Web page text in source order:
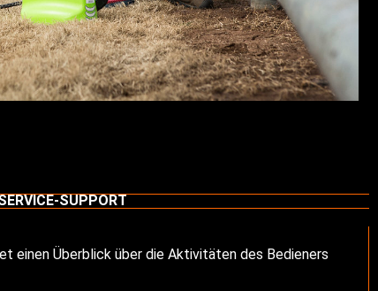
SUPPORT
einen Überblick über die Aktivitäten des Bedieners